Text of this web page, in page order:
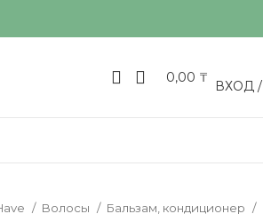
0,00 ₸
ВХОД
Волосы
Бальзам, кондиционер